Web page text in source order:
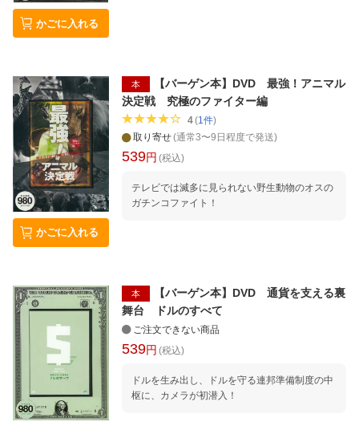
かごに入れる
かごに入れる
本
【バーゲン本】DVD 最強！アニマル
決定戦 究極のファイター編
4(1件)
取り寄せ(通常3〜9日程度で発送)
539円 (税込)
テレビでは滅多に見られない野生動物のオスの
ガチンコファイト！
本
【バーゲン本】DVD 通貨を支える裏
舞台 ドルのすべて
ご注文できない商品
539円 (税込)
ドルを生み出し、ドルを守る連邦準備制度の中
枢に、カメラが初潜入！